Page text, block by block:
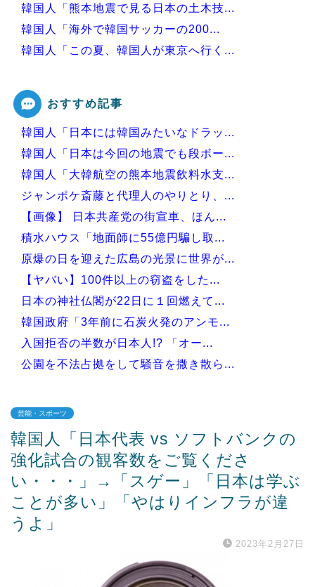
韓国人「熊本地震で見る日本の土木技...
韓国人「海外で韓国サッカーの200...
韓国人「この夏、韓国人が東京へ行く...
Powered by livedoor 相互RSS
おすすめ記事
韓国人「日本には韓国みたいなドラッ...
韓国人「日本は今回の地震でも段ボー...
韓国人「大韓航空の熊本地震飲料水支...
ジャンポケ斎藤と代理人のやりとり、...
【画像】 日本共産党の街宣車、ほん...
積水ハウス「地面師に55億円騙し取...
原爆の日を迎えた広島の光景に世界が...
【ヤバい】100件以上の窃盗をした...
日本の神社仏閣が22日に１回燃えて...
韓国政府「3年前に石炭火発のアンモ...
入国拒否の半数が日本人!? 「オー...
公園を不法占拠をして騒音を撒き散ら...
Powered by livedoor 相互RSS
芸能・スポーツ
韓国人「日本代表 vs ソフトバンクの
強化試合の観客数をご覧くださ
い・・・」→「スゲー」「日本は学ぶ
ことが多い」「やはりインフラが違
うよ」
2023年2月27日